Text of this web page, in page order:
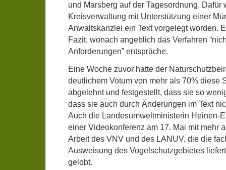
und Marsberg auf der Tagesordnung. Dafür
Kreisverwaltung mit Unterstützung einer
Anwaltskanzlei ein Text vorgelegt worden.
Fazit, wonach angeblich das Verfahren
Anforderungen” entspräche.
Eine Woche zuvor hatte der
deutlichem Votum von mehr als 70% diese
abgelehnt und festgestellt, dass sie so
dass sie auch durch Änderungen im Text
Auch die Landesumweltministerin Heinen-
einer Videokonferenz am 17. Mai mit mehr
Arbeit des VNV und des LANUV, die die
Ausweisung des Vogelschutzgebietes
gelobt.